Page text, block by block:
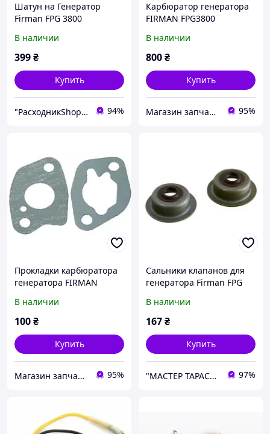
Шатун на Генератор
Firman FPG 3800
В наличии
399₴
Купить
"РасходникShop" интернет магазин комплектующих и запчастей 94%
Карбюратор генератора
FIRMAN FPG3800
В наличии
800₴
Купить
Магазин запчастей Техновам 95%
Прокладки карбюратора
генератора FIRMAN
В наличии
100₴
Купить
Магазин запчастей Техновам 95%
Сальники клапанов для
генератора Firman FPG
В наличии
167₴
Купить
"МАСТЕР ТАРАС" интернет магазин запчастей и комплеткующих 97%